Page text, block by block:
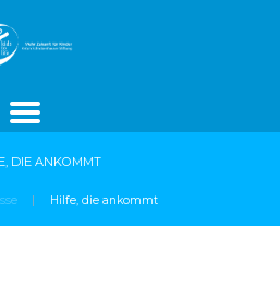
DIE ANKOMMT
Hilfe, die ankommt